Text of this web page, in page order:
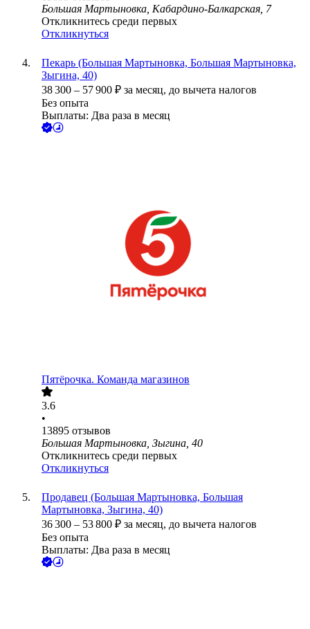
Большая Мартыновка, Кабардино-Балкарская, 7
Откликнитесь среди первых
Откликнуться
Пекарь (Большая Мартыновка, Большая Мартыновка,
Зыгина, 40)
38 300 – 57 900 ₽ за месяц, до вычета налогов
Без опыта
Выплаты: Два раза в месяц
Пятёрочка. Команда магазинов
3.6
•
13895 отзывов
Большая Мартыновка, Зыгина, 40
Откликнитесь среди первых
Откликнуться
Продавец (Большая Мартыновка, Большая
Мартыновка, Зыгина, 40)
36 300 – 53 800 ₽ за месяц, до вычета налогов
Без опыта
Выплаты: Два раза в месяц